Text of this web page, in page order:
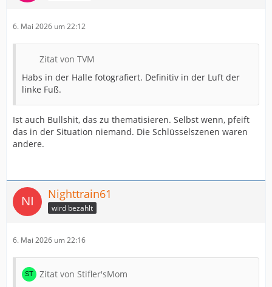
6. Mai 2026 um 22:12
Zitat von TVM
Habs in der Halle fotografiert. Definitiv in der Luft der
linke Fuß.
Ist auch Bullshit, das zu thematisieren. Selbst wenn, pfeift
das in der Situation niemand. Die Schlüsselszenen waren
andere.
Nighttrain61
wird bezahlt
6. Mai 2026 um 22:16
Zitat von Stifler'sMom